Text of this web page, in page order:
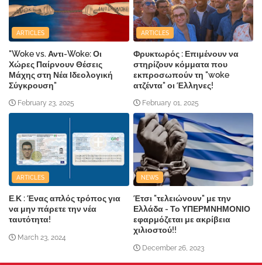
ARTICLES
"Woke vs. Αντι-Woke: Οι
Χώρες Παίρνουν Θέσεις
Μάχης στη Νέα Ιδεολογική
Σύγκρουση"
February 23, 2025
ARTICLES
Φρυκτωρός : Επιμένουν να
στηρίζουν κόμματα που
εκπροσωπούν τη "woke
ατζέντα" οι Έλληνες!
February 01, 2025
ARTICLES
Ε.Κ : Ένας απλός τρόπος για
να μην πάρετε την νέα
ταυτότητα!
March 23, 2024
NEWS
Έτσι "τελειώνουν" με την
Ελλάδα - Το ΥΠΕΡΜΝΗΜΟΝΙΟ
εφαρμόζεται με ακρίβεια
χιλιοστού!!
December 26, 2023